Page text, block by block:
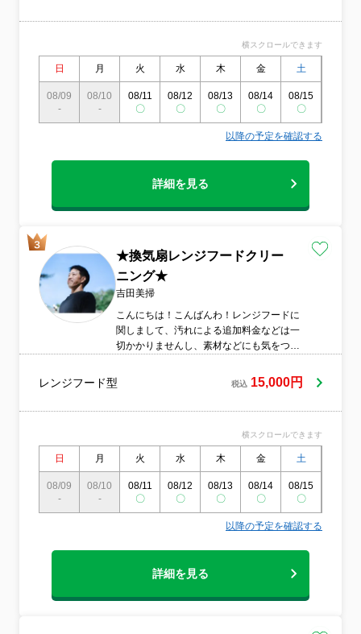
横スクロールできます
日 月 火 水 木 金 土
08/09
-
08/10
-
08/11
〇
08/12
〇
08/13
〇
08/14
〇
08/15
〇
以降の予定を確認する
詳細を見る
★換気扇レンジフードクリー
ニング★
吉田美掃
こんにちは！こんばんわ！レンジフードに
関しまして、汚れによる追加料金などは一
切かかりませんし、素材などにも気をつけ
く落とします！
レンジフード型 税込 15,000円
横スクロールできます
日 月 火 水 木 金 土
08/09
-
08/10
-
08/11
〇
08/12
〇
08/13
〇
08/14
〇
08/15
〇
以降の予定を確認する
詳細を見る